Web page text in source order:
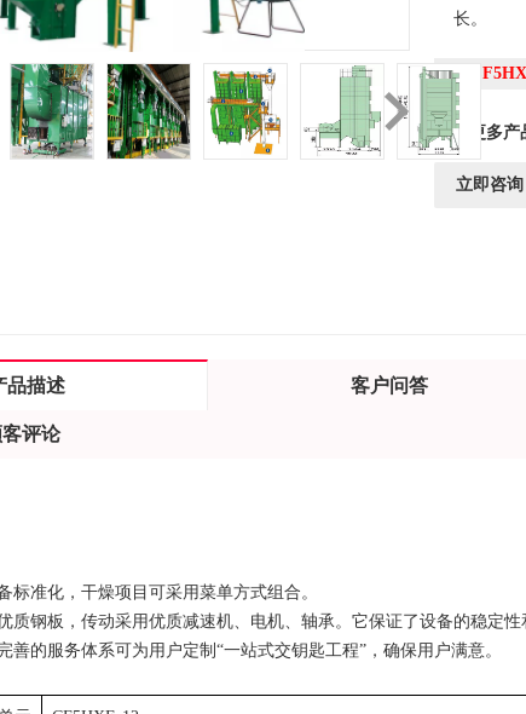
长。
更多产
立即咨询
品描述 客户问答
评论
标准化，干燥项目可采用菜单方式组合。
质钢板，传动采用优质减速机、电机、轴承。它保证了设备的稳定性
善的服务体系可为用户定制“一站式交钥匙工程”，确保用户满意。